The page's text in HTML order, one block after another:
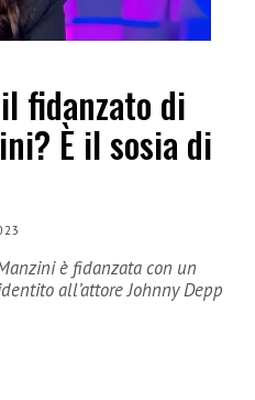
fidanzato di
È il sosia di
è fidanzata con un
all’attore Johnny Depp